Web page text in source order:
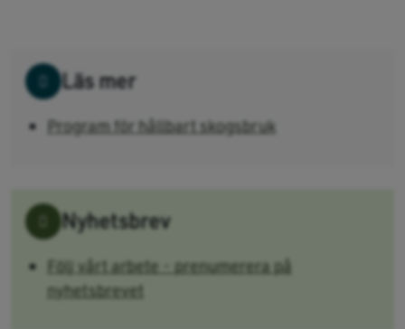
Läs mer
Program för hållbart skogsbruk
Nyhetsbrev
Följ vårt arbete - prenumerera på
nyhetsbrevet